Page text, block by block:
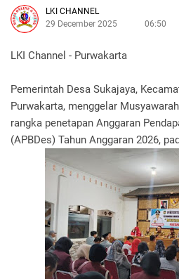
LKI CHANNEL
29 December 2025
06:50
LKI Channel - Purwakarta
Pemerintah Desa Sukajaya,
Purwakarta, menggelar
rangka penetapan Anggaran
(APBDes) Tahun Anggaran 2026,